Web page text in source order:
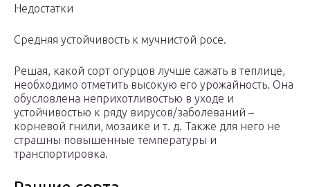
Недостатки
Средняя устойчивость к мучнистой росе.
Решая, какой сорт огурцов лучше сажать в теплице,
необходимо отметить высокую его урожайность. Она
обусловлена неприхотливостью в уходе и
устойчивостью к ряду вирусов/заболеваний –
корневой гнили, мозаике и т. д. Также для него не
страшны повышенные температуры и
транспортировка.